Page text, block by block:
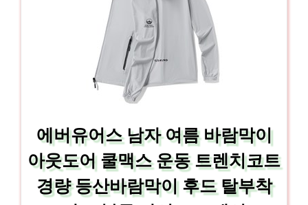
에버유어스 남자 여름 바람막이
아웃도어 쿨맥스 운동 트렌치코트
경량 등산바람막이 후드 탈부착